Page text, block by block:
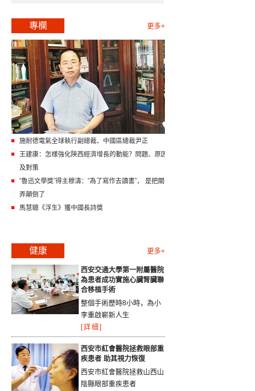
專欄 更多+
施耐德電氣全球執行副總裁、中國區總裁尹正
王建康：怎樣強化陝西經濟增長的動能？問題、原因
及對策
“魯迅文學獎”得主穆濤：“為了寫作去讀書”， 是把關係
弄顛倒了
馬慧聰《浮生》獲中國長詩獎
健康 更多+
西安交通大學第一附屬醫院
為患者成功實施心臟腎臟聯
合移植手術
整個手術歷時8小時，為小
李重啟嶄新人生
[詳細]
西安市紅會醫院拯救眼部重
疾患者 助其視力恢復
西安市紅會醫院拯救山西山
陰縣眼部重疾患者